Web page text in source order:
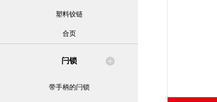
塑料铰链
合页
闩锁
带手柄的闩锁